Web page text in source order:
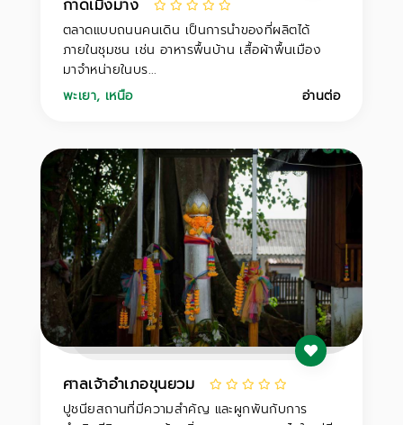
กาดเมิงมาง
ตลาดแบบถนนคนเดิน เป็นการนำของที่ผลิตได้
ภายในชุมชน เช่น อาหารพื้นบ้าน เสื้อผ้าพื้นเมือง
มาจำหน่ายในบร...
พะเยา, เหนือ อ่านต่อ
ศาลเจ้าอำเภอขุนยวม
ปูชนียสถานที่มีความสำคัญ และผูกพันกับการ